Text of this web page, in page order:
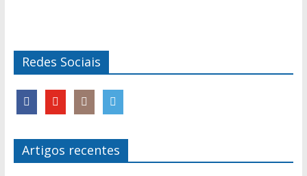
Redes Sociais
Artigos recentes